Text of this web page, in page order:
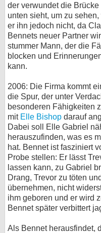
der verwundet die
unten sieht, um zu
er ihn jedoch nicht, da
Bennets neuer Partner
stummer Mann, der die
blocken und
kann.
2006: Die Firma kommt
die Spur, der unter
besonderen Fähigkeiten
mit Elle Bishop darauf
Dabei soll Elle Gabriel
herauszufinden, was es
hat. Bennet ist fasziniert
Probe stellen: Er lässt
lassen kann, zu Gabriel
Drang, Trevor zu töten
übernehmen, nicht
ihm geboren und er wird
Bennet später verbittert
Als Bennet herausfindet,